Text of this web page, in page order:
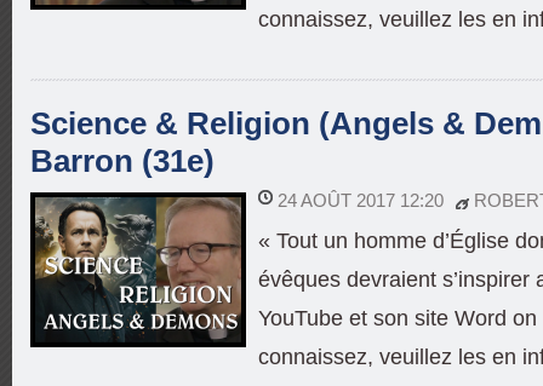
connaissez, veuillez les en
Science & Religion (Angels &
Barron (31e)
24 AOÛT 2017 12:20
« Tout un homme d’Église
évêques devraient s’inspirer
YouTube et son site Word
connaissez, veuillez les en